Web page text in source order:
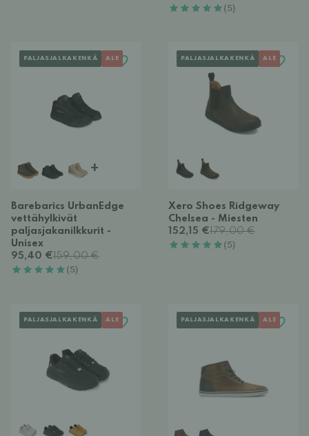
(5)
+
PALJASJALKAKENKÄ ALE
Barebarics UrbanEdge
vettähylkivät
paljasjakanilkkurit -
Unisex
95,40 €159,00 €
(5)
PALJASJALKAKENKÄ ALE
Xero Shoes Ridgeway
Chelsea - Miesten
152,15 €179,00 €
(5)
PALJASJALKAKENKÄ ALE PALJASJALKAKENKÄ ALE